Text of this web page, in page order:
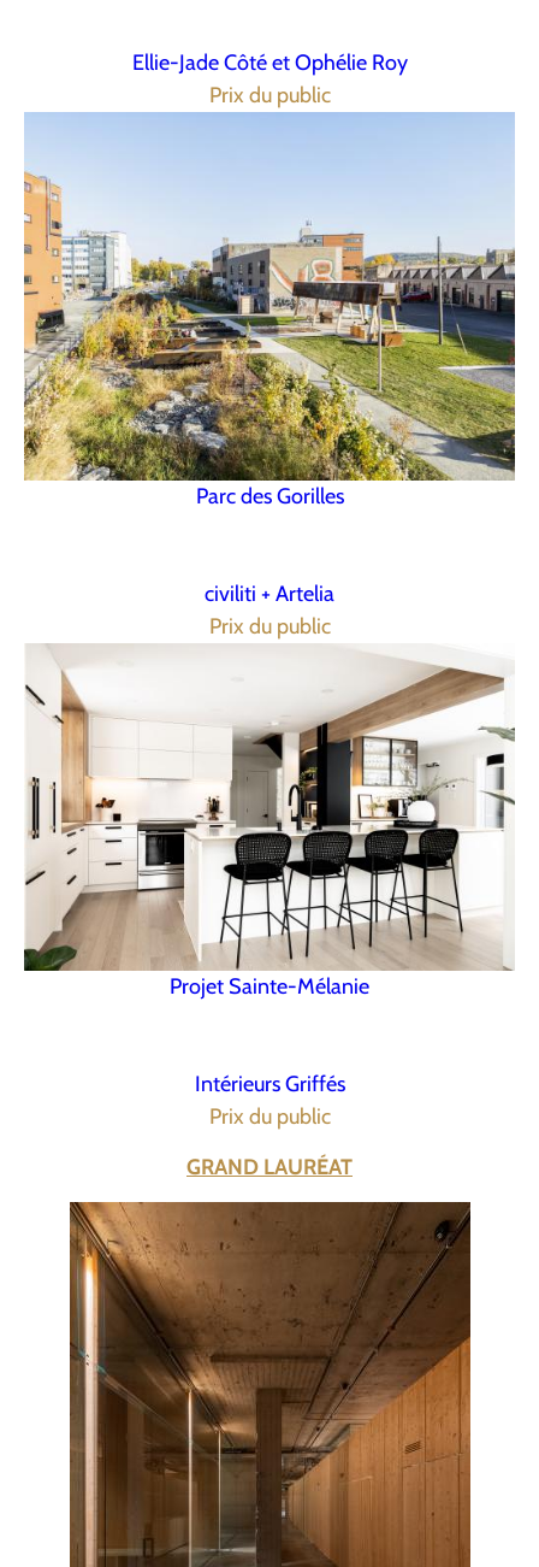
Ellie-Jade Côté et Ophélie Roy
Prix du public
Parc des Gorilles
civiliti + Artelia
Prix du public
Projet Sainte-Mélanie
Intérieurs Griffés
Prix du public
GRAND LAURÉAT